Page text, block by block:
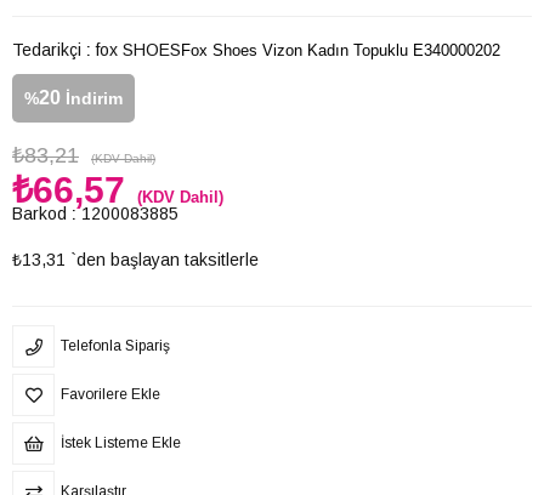
Tedarikçi : fox SHOES
%20 İndirim
₺83,21 (KDV Dahil)
₺66,57 (KDV Dahil)
Barkod : 1200083885
₺13,31 `den başlayan taksitlerle
Fox Shoes Vizon Kadın Topuklu E340000202
Telefonla Sipariş
Favorilere Ekle
İstek Listeme Ekle
Karşılaştır